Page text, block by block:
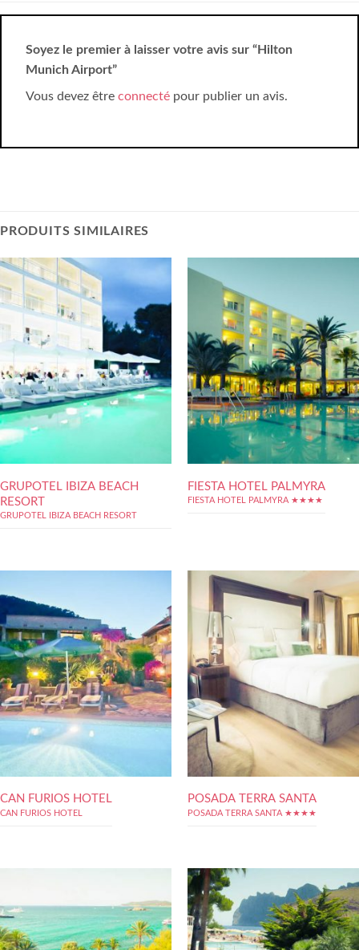
Soyez le premier à laisser votre avis sur “Hilton
Munich Airport”
Vous devez être connecté pour publier un avis.
PRODUITS SIMILAIRES
GRUPOTEL IBIZA BEACH
RESORT
GRUPOTEL IBIZA BEACH RESORT
FIESTA HOTEL PALMYRA
FIESTA HOTEL PALMYRA ★★★★
CAN FURIOS HOTEL
CAN FURIOS HOTEL
POSADA TERRA SANTA
POSADA TERRA SANTA ★★★★